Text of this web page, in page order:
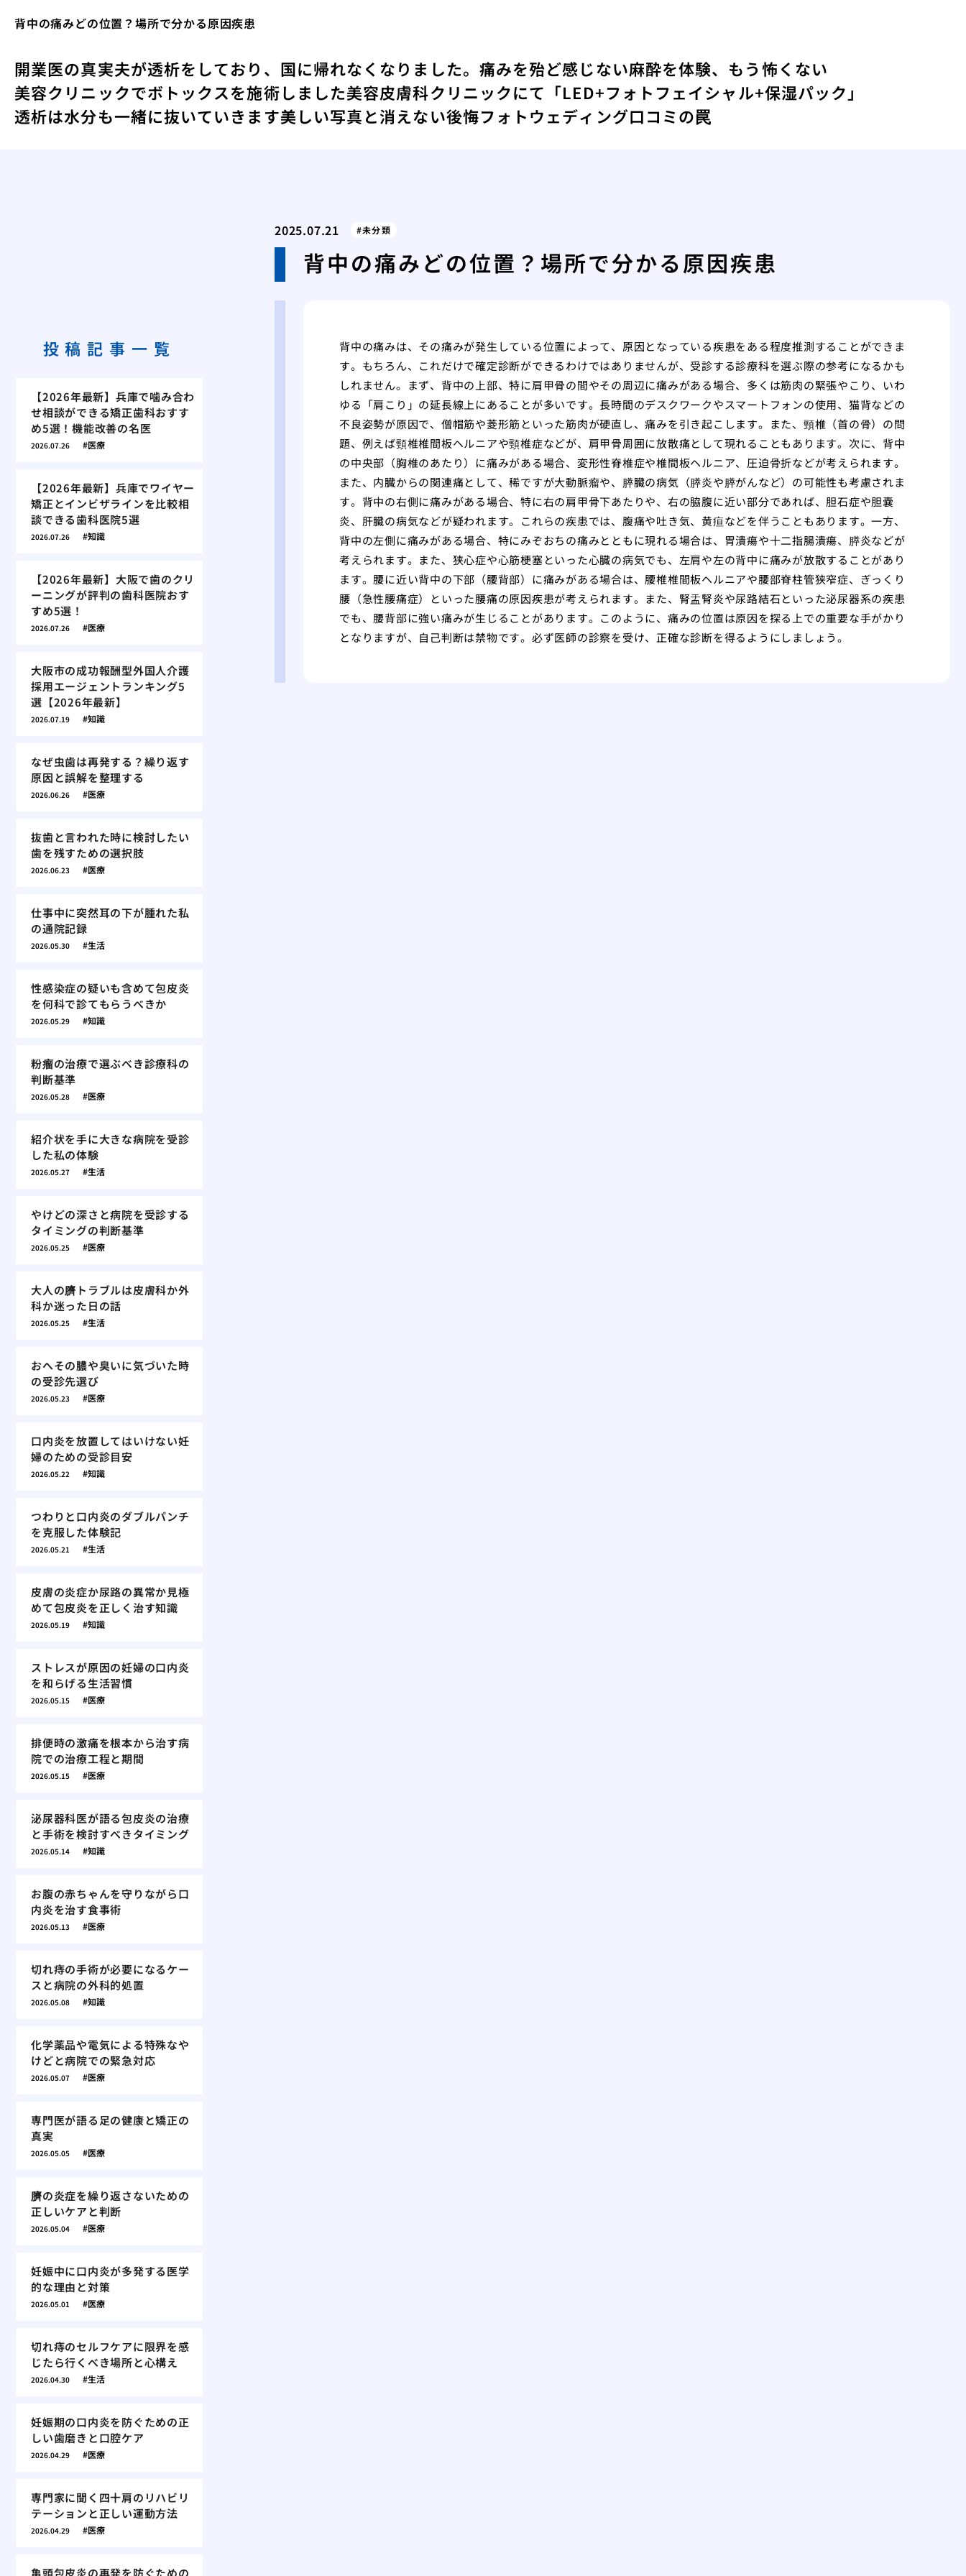
背中の痛みどの位置？場所で分かる原因疾患
開業医の真実夫が透析をしており、国に帰れなくなりました。 痛みを殆ど感じない麻酔を体験、もう怖くない
美容クリニックでボトックスを施術しました美容皮膚科クリニックにて「LED+フォトフェイシャル+保湿パック」
透析は水分も一緒に抜いていきます美しい写真と消えない後悔フォトウェディング口コミの罠
2025.07.21 未分類
背中の痛みどの位置？場所で分かる原因疾患
背中の痛みは、その痛みが発生している位置によって、原因となっている疾患をある程度推測することができま
す。もちろん、これだけで確定診断ができるわけではありませんが、受診する診療科を選ぶ際の参考になるかも
しれません。まず、背中の上部、特に肩甲骨の間やその周辺に痛みがある場合、多くは筋肉の緊張やこり、いわ
ゆる「肩こり」の延長線上にあることが多いです。長時間のデスクワークやスマートフォンの使用、猫背などの
不良姿勢が原因で、僧帽筋や菱形筋といった筋肉が硬直し、痛みを引き起こします。また、頸椎（首の骨）の問
題、例えば頸椎椎間板ヘルニアや頸椎症などが、肩甲骨周囲に放散痛として現れることもあります。次に、背中
の中央部（胸椎のあたり）に痛みがある場合、変形性脊椎症や椎間板ヘルニア、圧迫骨折などが考えられます。
また、内臓からの関連痛として、稀ですが大動脈瘤や、膵臓の病気（膵炎や膵がんなど）の可能性も考慮されま
す。背中の右側に痛みがある場合、特に右の肩甲骨下あたりや、右の脇腹に近い部分であれば、胆石症や胆嚢
炎、肝臓の病気などが疑われます。これらの疾患では、腹痛や吐き気、黄疸などを伴うこともあります。一方、
背中の左側に痛みがある場合、特にみぞおちの痛みとともに現れる場合は、胃潰瘍や十二指腸潰瘍、膵炎などが
考えられます。また、狭心症や心筋梗塞といった心臓の病気でも、左肩や左の背中に痛みが放散することがあり
ます。腰に近い背中の下部（腰背部）に痛みがある場合は、腰椎椎間板ヘルニアや腰部脊柱管狭窄症、ぎっくり
腰（急性腰痛症）といった腰痛の原因疾患が考えられます。また、腎盂腎炎や尿路結石といった泌尿器系の疾患
でも、腰背部に強い痛みが生じることがあります。このように、痛みの位置は原因を探る上での重要な手がかり
となりますが、自己判断は禁物です。必ず医師の診察を受け、正確な診断を得るようにしましょう。
投稿記事一覧
【2026年最新】兵庫で噛み合わ
せ相談ができる矯正歯科おすす
め5選！機能改善の名医
2026.07.26 医療
【2026年最新】兵庫でワイヤー
矯正とインビザラインを比較相
談できる歯科医院5選
2026.07.26 知識
【2026年最新】大阪で歯のクリ
ーニングが評判の歯科医院おす
すめ5選！
2026.07.26 医療
大阪市の成功報酬型外国人介護
採用エージェントランキング5
選【2026年最新】
2026.07.19 知識
なぜ虫歯は再発する？繰り返す
原因と誤解を整理する
2026.06.26 医療
抜歯と言われた時に検討したい
歯を残すための選択肢
2026.06.23 医療
仕事中に突然耳の下が腫れた私
の通院記録
2026.05.30 生活
性感染症の疑いも含めて包皮炎
を何科で診てもらうべきか
2026.05.29 知識
粉瘤の治療で選ぶべき診療科の
判断基準
2026.05.28 医療
紹介状を手に大きな病院を受診
した私の体験
2026.05.27 生活
やけどの深さと病院を受診する
タイミングの判断基準
2026.05.25 医療
大人の臍トラブルは皮膚科か外
科か迷った日の話
2026.05.25 生活
おへその膿や臭いに気づいた時
の受診先選び
2026.05.23 医療
口内炎を放置してはいけない妊
婦のための受診目安
2026.05.22 知識
つわりと口内炎のダブルパンチ
を克服した体験記
2026.05.21 生活
皮膚の炎症か尿路の異常か見極
めて包皮炎を正しく治す知識
2026.05.19 知識
ストレスが原因の妊婦の口内炎
を和らげる生活習慣
2026.05.15 医療
排便時の激痛を根本から治す病
院での治療工程と期間
2026.05.15 医療
泌尿器科医が語る包皮炎の治療
と手術を検討すべきタイミング
2026.05.14 知識
お腹の赤ちゃんを守りながら口
内炎を治す食事術
2026.05.13 医療
切れ痔の手術が必要になるケー
スと病院の外科的処置
2026.05.08 知識
化学薬品や電気による特殊なや
けどと病院での緊急対応
2026.05.07 医療
専門医が語る足の健康と矯正の
真実
2026.05.05 医療
臍の炎症を繰り返さないための
正しいケアと判断
2026.05.04 医療
妊娠中に口内炎が多発する医学
的な理由と対策
2026.05.01 医療
切れ痔のセルフケアに限界を感
じたら行くべき場所と心構え
2026.04.30 生活
妊娠期の口内炎を防ぐための正
しい歯磨きと口腔ケア
2026.04.29 医療
専門家に聞く四十肩のリハビリ
テーションと正しい運動方法
2026.04.29 医療
亀頭包皮炎の再発を防ぐための